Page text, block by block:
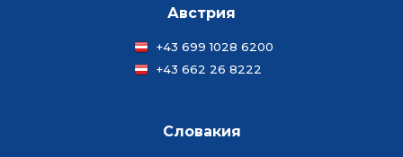
Австрия
+43 699 1028 6200
+43 662 26 8222
Словакия